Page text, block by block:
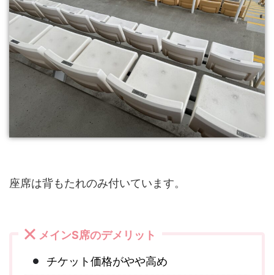
座席は背もたれのみ付いています。
メインS席のデメリット
チケット価格がやや高め